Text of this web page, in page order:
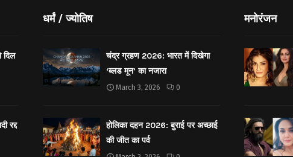
दिल
रद्द
धर्मं / ज्योतिष
चंद्र ग्रहण 2026: भारत में दिखेगा
‘ब्लड मून’ का नजारा
March 3, 2026 0
होलिका दहन 2026: बुराई पर अच्छाई
की जीत का पर्व
मनोरंजन